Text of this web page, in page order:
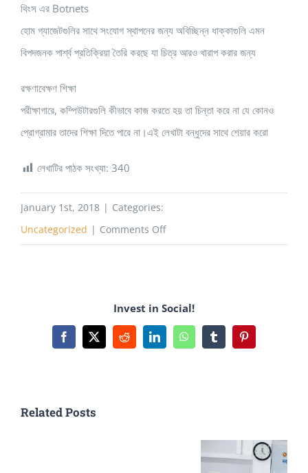
থিংস এর Botnets
হোম গ্যাজেটগুলির সাথে সংযোগ স্থাপনের জন্য অবিচ্ছিন্ন ধাক্কাগুলি এমন
বিপদজনক পার্শ্ব প্রতিক্রিয়া তৈরি করছে যা চিত্র আরও খারাপ করার জন্য
রক্ষণাবেক্ষণ শিক্ষা
পরীক্ষাগারে, কম্পিউটারগুলি কীভাবে কাজ করতে হয় তা চিন্তা করে না যে কোনও
প্রোগ্রামার তাদের শিক্ষা দিতে পারে না।এই লেখাটা বন্ধুদের সাথে শেয়ার করো
লেখাটির পাঠক সংখ্যা: 340
January 1st, 2018 | Categories:
Uncategorized | Comments Offon
Invest in Social!
Facebook
X RedditLinkedInWhatsAppTumblrPinterest
Related Posts